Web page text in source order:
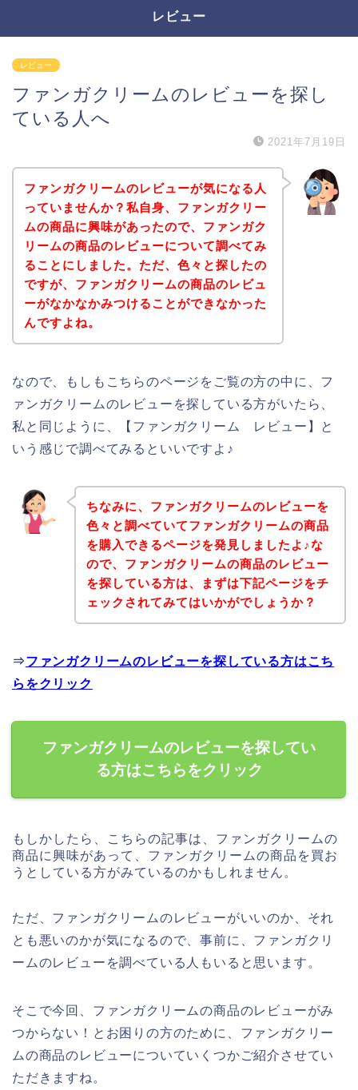
レビュー
レビュー
ファンガクリームのレビューを探し
ている人へ
2021年7月19日
ファンガクリームのレビューが気になる人
っていませんか？私自身、ファンガクリー
ムの商品に興味があったので、ファンガク
リームの商品のレビューについて調べてみ
ることにしました。ただ、色々と探したの
ですが、ファンガクリームの商品のレビュ
ーがなかなかみつけることができなかった
んですよね。
なので、もしもこちらのページをご覧の方の中に、フ
ァンガクリームのレビューを探している方がいたら、
私と同じように、【ファンガクリーム レビュー】と
いう感じで調べてみるといいですよ♪
ちなみに、ファンガクリームのレビューを
色々と調べていてファンガクリームの商品
を購入できるページを発見しましたよ♪な
ので、ファンガクリームの商品のレビュー
を探している方は、まずは下記ページをチ
ェックされてみてはいかがでしょうか？
⇒ファンガクリームのレビューを探している方はこち
らをクリック
ファンガクリームのレビューを探してい
る方はこちらをクリック
もしかしたら、こちらの記事は、ファンガクリームの
商品に興味があって、ファンガクリームの商品を買お
うとしている方がみているのかもしれません。
ただ、ファンガクリームのレビューがいいのか、それ
とも悪いのかが気になるので、事前に、ファンガクリ
ームのレビューを調べている人もいると思います。
そこで今回、ファンガクリームの商品のレビューがみ
つからない！とお困りの方のために、ファンガクリー
ムの商品のレビューについていくつかご紹介させてい
ただきますね。